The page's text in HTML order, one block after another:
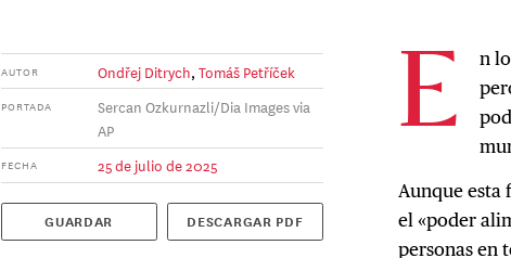
AUTOR Ondřej Ditrych,Tomáš Petříček
PORTADA
Sercan Ozkurnazli/Dia Images via
AP
FECHA 25 de julio de 2025
GUARDAR DESCARGAR PDF
E
n
Aunque esta
el «poder
personas en